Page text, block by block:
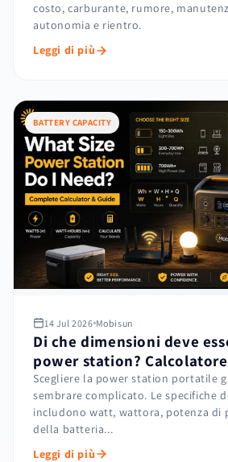
costo, carburante, rumore,
autonomia e rientro.
Leggi di più
BATTERY CAPACITY
14 Jul 2026 Mobisun
Di che dimensioni deve
power station?
Scegliere la power station portatile
sembrare complicato. Le specifiche
includono watt, wattora, potenza di
della batteria...
Leggi di più